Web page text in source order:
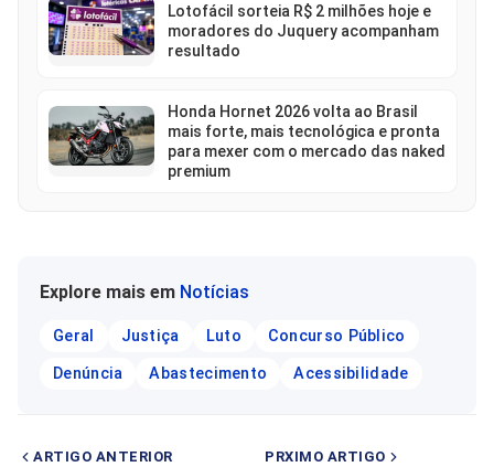
Lotofácil sorteia R$ 2 milhões hoje e
moradores do Juquery acompanham
resultado
Honda Hornet 2026 volta ao Brasil
mais forte, mais tecnológica e pronta
para mexer com o mercado das naked
premium
Explore mais em Notícias
Geral Justiça Luto
Concurso Público
Denúncia
Abastecimento Acessibilidade
ARTIGO ANTERIOR PRXIMO ARTIGO